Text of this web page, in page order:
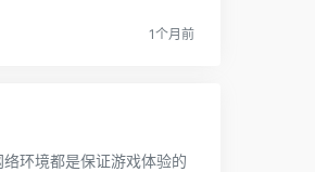
1个月前
环境都是保证游戏体验的